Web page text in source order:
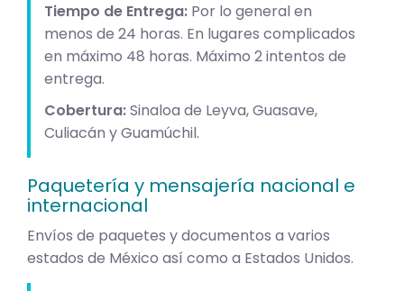
Tiempo de Entrega: Por lo general en
menos de 24 horas. En lugares complicados
en máximo 48 horas. Máximo 2 intentos de
entrega.
Cobertura:Sinaloa de Leyva, Guasave,
Culiacán y Guamúchil.
Paquetería y mensajería nacional e
internacional
Envíos de paquetes y documentos a varios
estados de México así como a Estados Unidos.